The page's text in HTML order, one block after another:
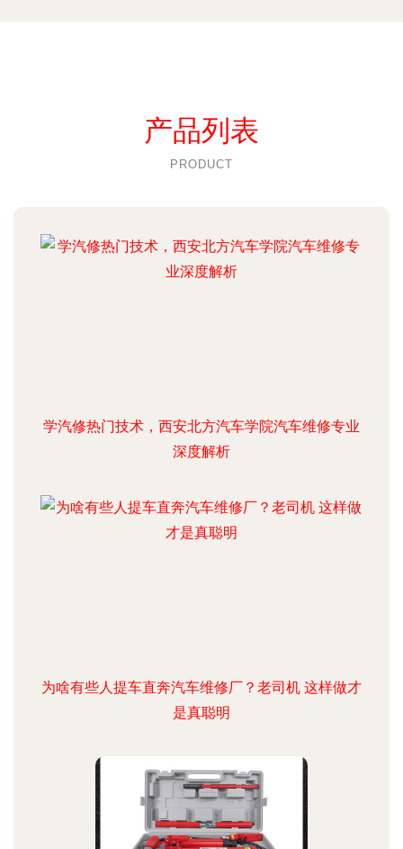
产品列表
PRODUCT
学汽修热门技术，西安北方汽车学院汽车维修专业
深度解析
为啥有些人提车直奔汽车维修厂？老司机 这样做才
是真聪明